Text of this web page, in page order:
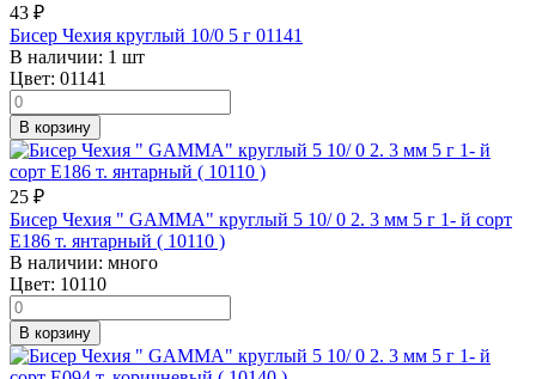
43 ₽
Бисер Чехия круглый 10/0 5 г 01141
В наличии: 1 шт
Цвет: 01141
В корзину
25 ₽
Бисер Чехия " GAMMA" круглый 5 10/ 0 2. 3 мм 5 г 1- й сорт
E186 т. янтарный ( 10110 )
В наличии: много
Цвет: 10110
В корзину